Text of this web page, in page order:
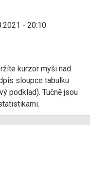
- 20:10
kurzor myši nad
sloupce tabulku
podklad). Tučně jsou